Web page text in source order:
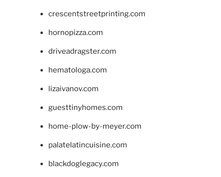
crescentstreetprinting.com
hornopizza.com
driveadragster.com
hematologa.com
lizaivanov.com
guesttinyhomes.com
home-plow-by-meyer.com
palatelatincuisine.com
blackdoglegacy.com